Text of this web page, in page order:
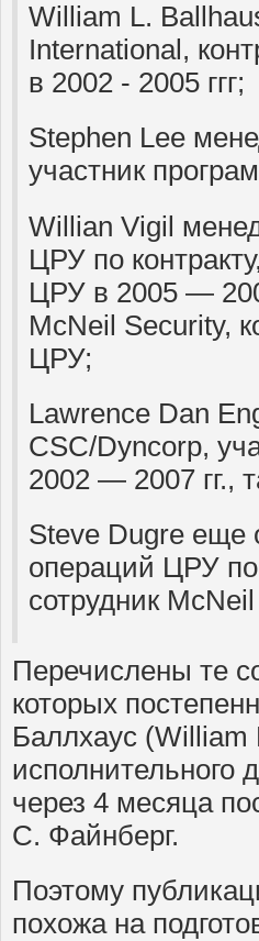
William L.
International,
в 2002 - 2005 ггг;
Stephen Lee
участник
Willian Vigil
ЦРУ по
ЦРУ в 2005 —
McNeil Security,
ЦРУ;
Lawrence Dan
CSC/Dyncorp,
2002 — 2007 гг.,
Steve Dugre еще
операций ЦРУ по
сотрудник
Перечислены те
которых
Баллхаус (William
исполнительного
через 4 месяца
С. Файнберг.
Поэтому
похожа на